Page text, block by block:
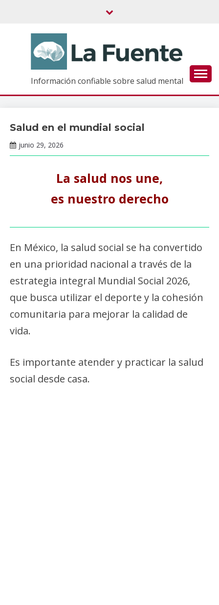
Información confiable sobre salud mental
Tópicos
salud
mental
Salud en el mundial social
junio 29, 2026
Claudia
La salud nos une,
es nuestro derecho
En México, la salud social se ha convertido
en una prioridad nacional a través de la
estrategia integral Mundial Social 2026,
que busca utilizar el deporte y la cohesión
comunitaria para mejorar la calidad de
vida.
Es importante atender y practicar la salud
social desde casa.